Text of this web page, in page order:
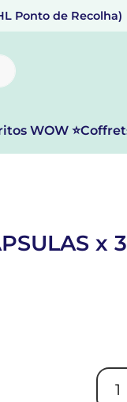
Ponto de Recolha)
WOW ⭐
x